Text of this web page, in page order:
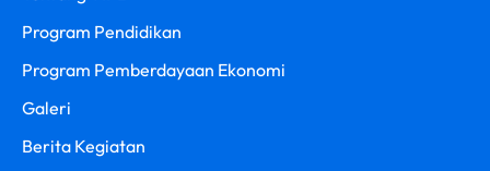
Program Pendidikan
Program Pemberdayaan Ekonomi
Galeri
Berita Kegiatan